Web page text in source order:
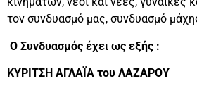
τον συνδυασμό μας, συνδυασμό
Ο Συνδυασμός έχει ως εξής :
ΚΥΡΙΤΣΗ ΑΓΛΑΪΑ του ΛΑΖΑΡΟΥ